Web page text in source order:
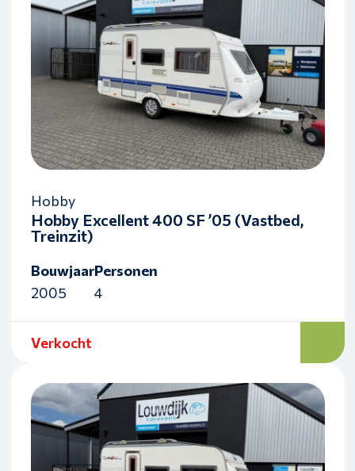
Hobby
Hobby Excellent 400 SF ’05 (Vastbed,
Treinzit)
Bouwjaar
2005
Personen
4
Verkocht